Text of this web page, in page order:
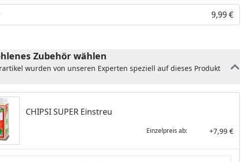
9,99 €
Zubehör wählen
wurden von unseren Experten speziell auf dieses Produkt
CHIPSI SUPER Einstreu
Einzelpreis ab: +7,99 €